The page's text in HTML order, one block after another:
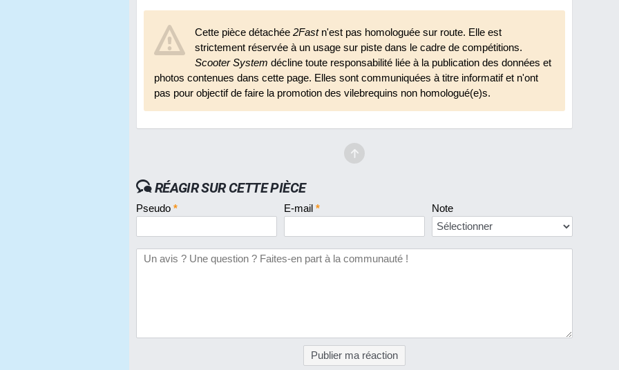
Cette pièce détachée2Fastn'est pas homologuée sur route. Elle est
strictement réservée à un usage sur piste dans le cadre de compétitions.
Scooter System décline toute responsabilité liée à la publication des données et
photos contenues dans cette page. Elles sont communiquées à titre informatif et n'ont
pas pour objectif de faire la promotion des vilebrequins non homologué(e)s.
RÉAGIR SUR CETTE PIÈCE
Pseudo * E-mail* Note
Publier ma réaction